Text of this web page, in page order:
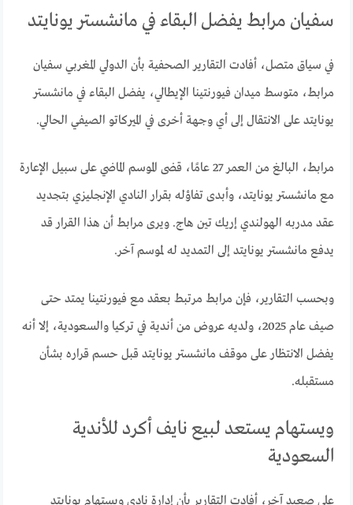
سفيان مرابط يفضل البقاء في مانشستر يونايتد
في سياق متصل، أفادت التقارير الصحفية بأن الدولي المغربي سفيان
مرابط، متوسط ميدان فيورنتينا الإيطالي، يفضل البقاء في مانشستر
يونايتد على الانتقال إلى أي وجهة أخرى في الميركاتو الصيفي الحالي.
مرابط، البالغ من العمر 27 عامًا، قضى الموسم الماضي على سبيل الإعارة
مع مانشستر يونايتد، وأبدى تفاؤله بقرار النادي الإنجليزي بتجديد
عقد مدربه الهولندي إريك تين هاج. ويرى مرابط أن هذا القرار قد
يدفع مانشستر يونايتد إلى التمديد له لموسم آخر.
وبحسب التقارير، فإن مرابط مرتبط بعقد مع فيورنتينا يمتد حتى
صيف عام 2025، ولديه عروض من أندية في تركيا والسعودية، إلا أنه
يفضل الانتظار على موقف مانشستر يونايتد قبل حسم قراره بشأن
مستقبله.
ويستهام يستعد لبيع نايف أكرد للأندية
السعودية
على صعيد آخر، أفادت التقارير بأن إدارة نادي ويستهام يونايتد